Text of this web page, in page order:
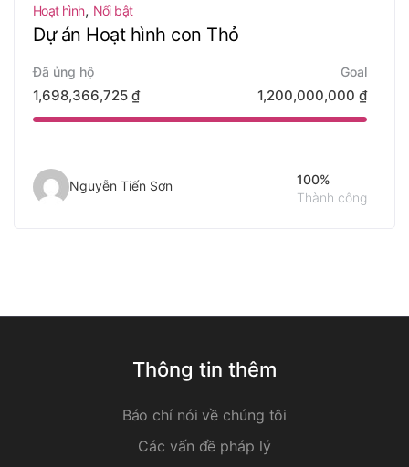
Hoạt hình, Nổi bật
Dự án Hoạt hình con Thỏ
1,698,366,725 ₫
Đã ủng hộ
1,200,000,000 ₫
Goal
Nguyễn Tiến Sơn
100%
Thành công
Thông tin thêm
Báo chí nói về chúng tôi
Các vấn đề pháp lý